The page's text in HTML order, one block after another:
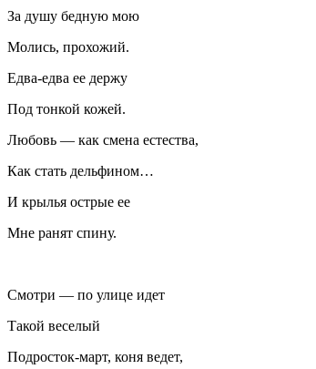
За душу бедную мою
Молись, прохожий.
Едва-едва ее держу
Под тонкой кожей.
Любовь — как смена естества,
Как стать дельфином…
И крылья острые ее
Мне ранят спину.
Смотри — по улице идет
Такой веселый
Подросток-март, коня ведет,